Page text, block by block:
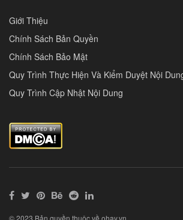
Giới Thiệu
Chính Sách Bản Quyền
Chính Sách Bảo Mật
Quy Trình Thực Hiện Và Kiểm Duyệt Nội
Quy Trình Cập Nhật Nội Dung
© 2023 Bản quyền thuộc về ohay.vn